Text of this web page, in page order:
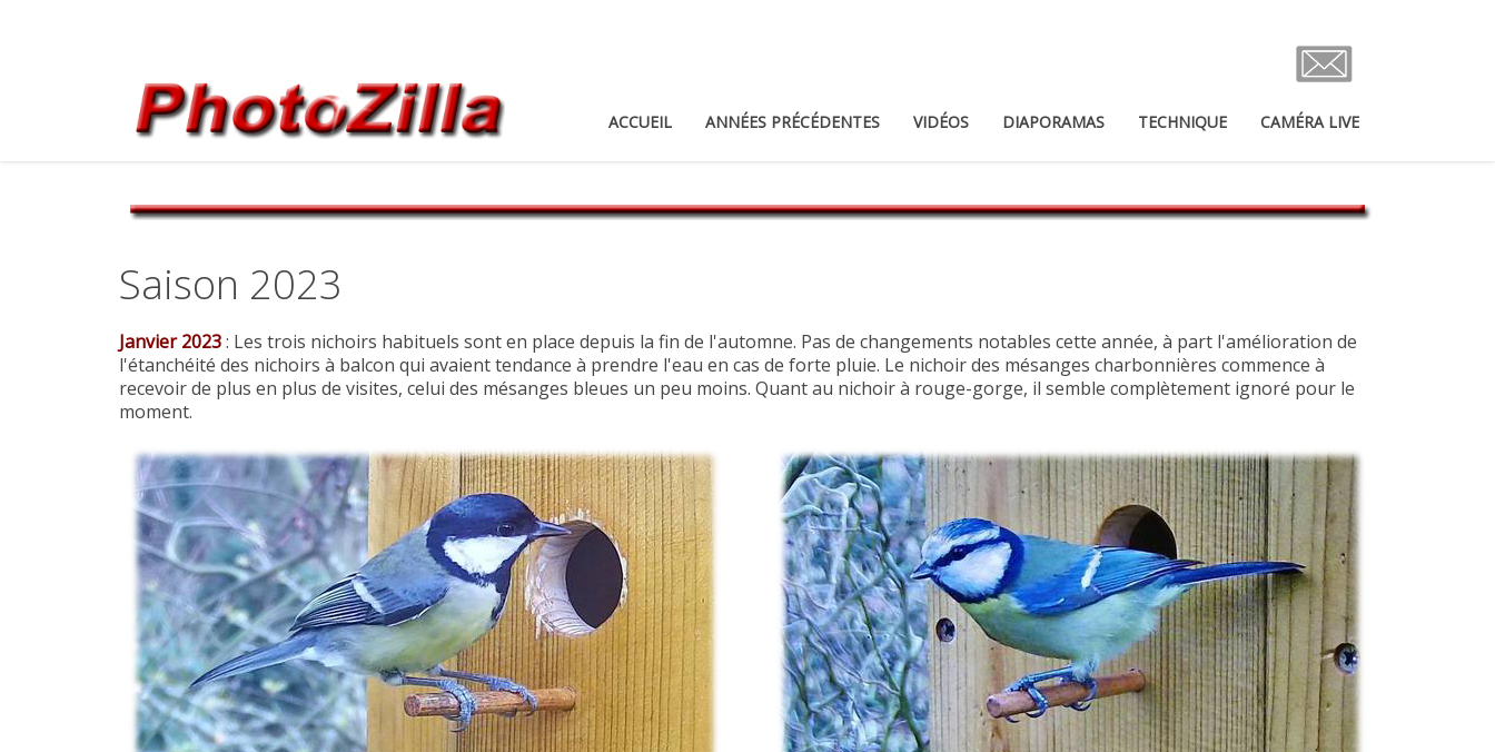
ACCUEIL ANNÉES PRÉCÉDENTES VIDÉOS DIAPORAMAS TECHNIQUE CAMÉRA LIVE
Saison 2023
Janvier 2023: Les trois nichoirs habituels sont en place depuis la fin de l'automne. Pas de changements notables cette année, à part l'amélioration de
l'étanchéité des nichoirs à balcon qui avaient tendance à prendre l'eau en cas de forte pluie. Le nichoir des mésanges charbonnières commence à
recevoir de plus en plus de visites, celui des mésanges bleues un peu moins. Quant au nichoir à rouge-gorge, il semble complètement ignoré pour le
moment.